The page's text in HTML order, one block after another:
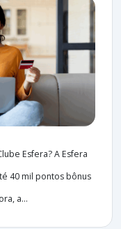
Esfera? A Esfera
40 mil pontos bônus
a...